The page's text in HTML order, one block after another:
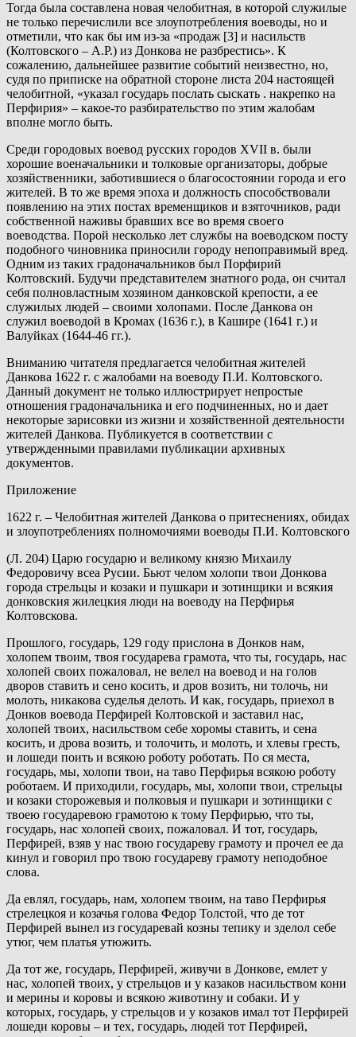
Тогда была составлена новая челобитная, в которой служилые
не только перечислили все злоупотребления воеводы, но и
отметили, что как бы им из-за «продаж [3] и насильств
(Колтовского – А.Р.) из Донкова не разбрестись». К
сожалению, дальнейшее развитие событий неизвестно, но,
судя по приписке на обратной стороне листа 204 настоящей
челобитной, «указал государь послать сыскать . накрепко на
Перфирия» – какое-то разбирательство по этим жалобам
вполне могло быть.
Среди городовых воевод русских городов XVII в. были
хорошие военачальники и толковые организаторы, добрые
хозяйственники, заботившиеся о благосостоянии города и его
жителей. В то же время эпоха и должность способствовали
появлению на этих постах временщиков и взяточников, ради
собственной наживы бравших все во время своего
воеводства. Порой несколько лет службы на воеводском посту
подобного чиновника приносили городу непоправимый вред.
Одним из таких градоначальников был Порфирий
Колтовский. Будучи представителем знатного рода, он считал
себя полновластным хозяином данковской крепости, а ее
служилых людей – своими холопами. После Данкова он
служил воеводой в Кромах (1636 г.), в Кашире (1641 г.) и
Валуйках (1644-46 гг.).
Вниманию читателя предлагается челобитная жителей
Данкова 1622 г. с жалобами на воеводу П.И. Колтовского.
Данный документ не только иллюстрирует непростые
отношения градоначальника и его подчиненных, но и дает
некоторые зарисовки из жизни и хозяйственной деятельности
жителей Данкова. Публикуется в соответствии с
утвержденными правилами публикации архивных
документов.
Приложение
1622 г. – Челобитная жителей Данкова о притеснениях, обидах
и злоупотреблениях полномочиями воеводы П.И. Колтовского
(Л. 204) Царю государю и великому князю Михаилу
Федоровичу всеа Русии. Бьют челом холопи твои Донкова
города стрельцы и козаки и пушкари и зотинщики и всякия
донковския жилецкия люди на воеводу на Перфирья
Колтовскова.
Прошлого, государь, 129 году прислона в Донков нам,
холопем твоим, твоя государева грамота, что ты, государь, нас
холопей своих пожаловал, не велел на воевод и на голов
дворов ставить и сено косить, и дров возить, ни толочь, ни
молоть, никакова суделья делоть. И как, государь, приехол в
Донков воевода Перфирей Колтовской и заставил нас,
холопей твоих, насильством себе хоромы ставить, и сена
косить, и дрова возить, и толочить, и молоть, и хлевы гресть,
и лошеди поить и всякою роботу роботать. По ся места,
государь, мы, холопи твои, на таво Перфирья всякою роботу
роботаем. И приходили, государь, мы, холопи твои, стрельцы
и козаки сторожевыя и полковыя и пушкари и зотинщики с
твоею государевою грамотою к тому Перфирью, что ты,
государь, нас холопей своих, пожаловал. И тот, государь,
Перфирей, взяв у нас твою государеву грамоту и прочел ее да
кинул и говорил про твою государеву грамоту неподобное
слова.
Да евлял, государь, нам, холопем твоим, на таво Перфирья
стрелецкоя и козачья голова Федор Толстой, что де тот
Перфирей вынел из государевай козны тепику и зделол себе
утюг, чем платья утюжить.
Да тот же, государь, Перфирей, живучи в Донкове, емлет у
нас, холопей твоих, у стрельцов и у казаков насильством кони
и мерины и коровы и всякою животину и собаки. И у
которых, государь, у стрельцов и у козаков имал тот Перфирей
лошеди коровы – и тех, государь, людей тот Перфирей,